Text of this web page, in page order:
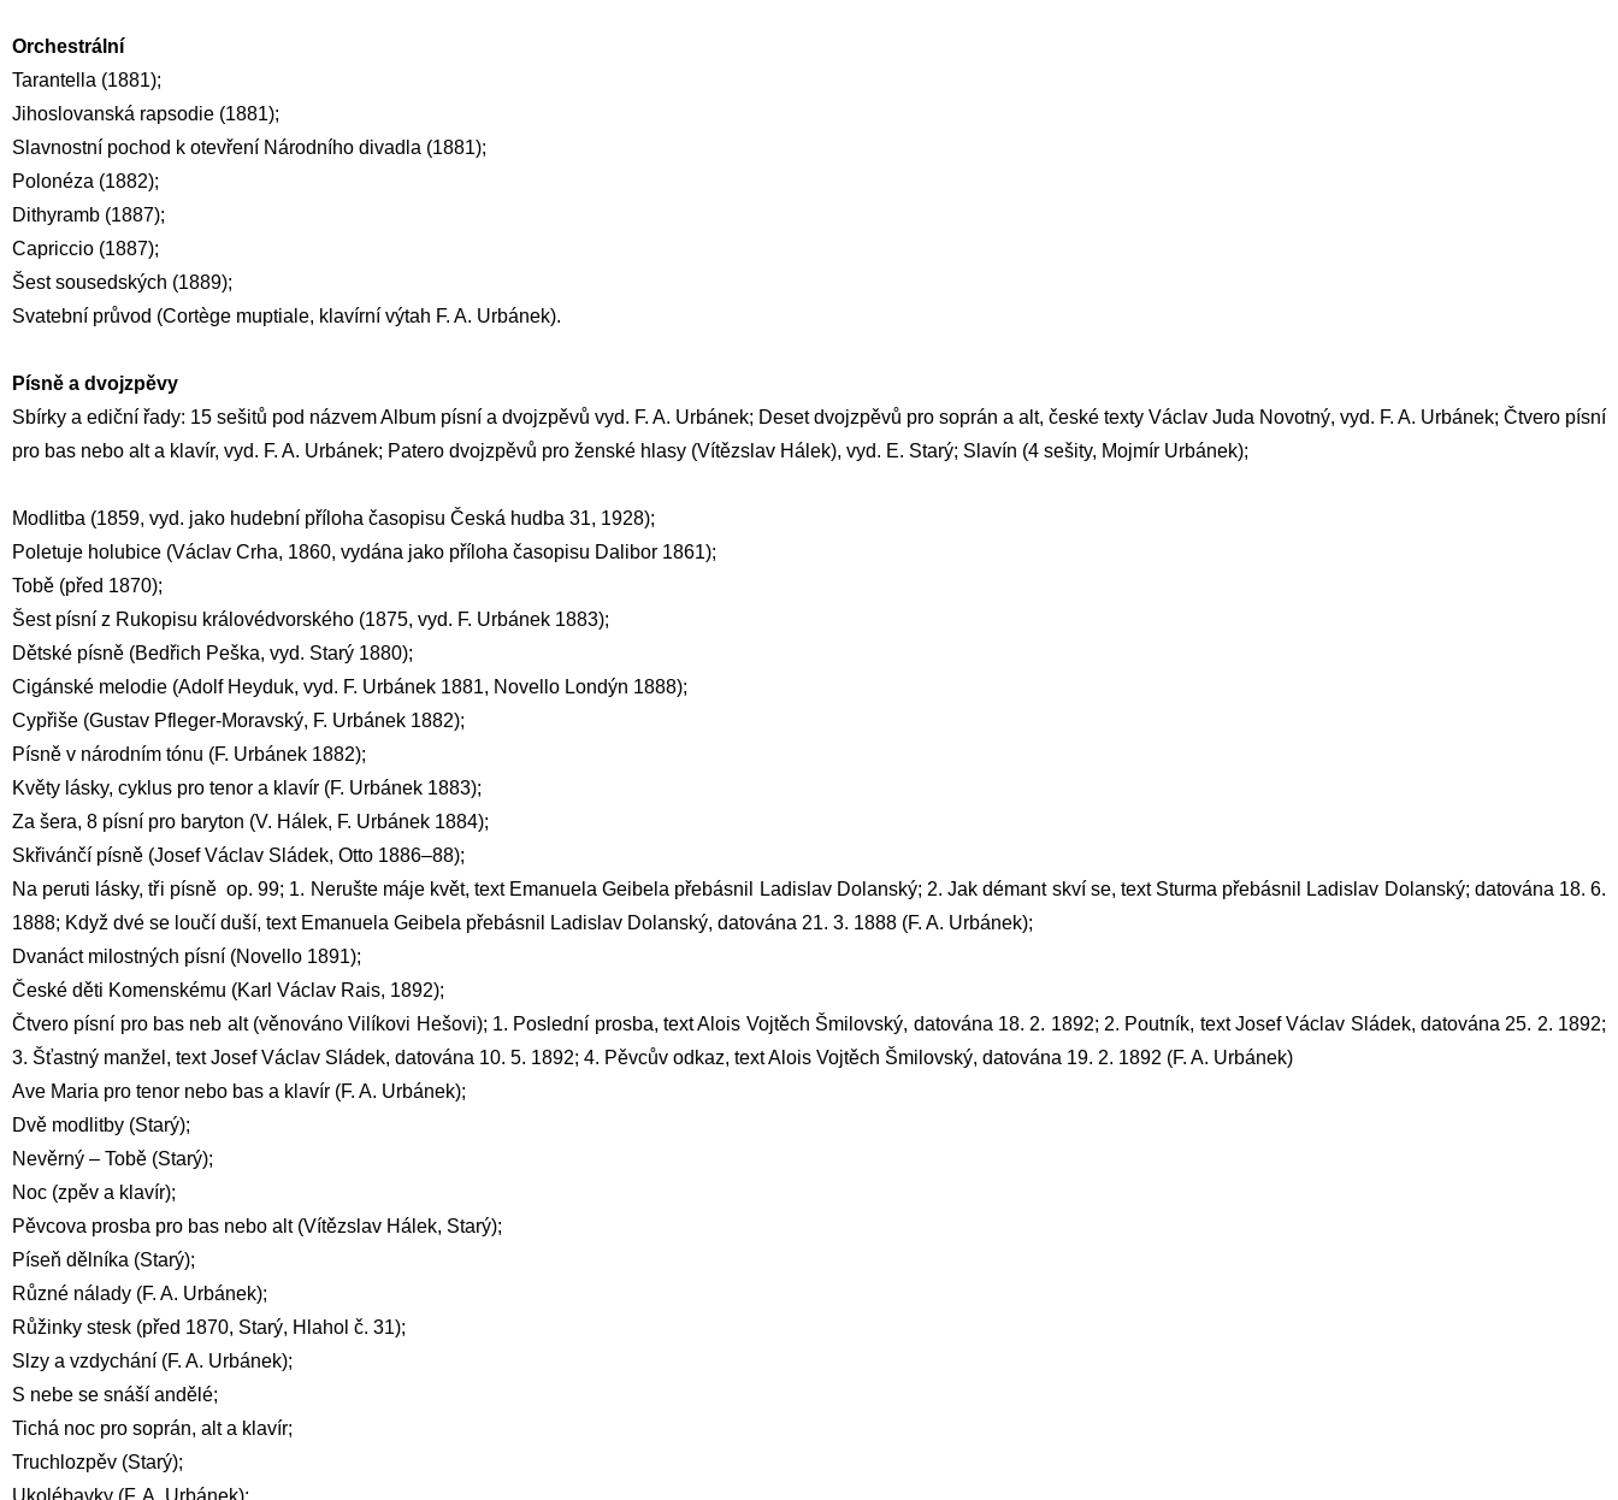
Orchestrální
Tarantella (1881);
Jihoslovanská rapsodie (1881);
Slavnostní pochod k otevření Národního divadla (1881);
Polonéza (1882);
Dithyramb (1887);
Capriccio (1887);
Šest sousedských (1889);
Svatební průvod (Cortège muptiale, klavírní výtah F. A. Urbánek).
Písně a dvojzpěvy
Sbírky a ediční řady: 15 sešitů pod názvem Album písní a dvojzpěvů vyd. F. A. Urbánek; Deset dvojzpěvů pro soprán a alt, české texty Václav Juda Novotný, vyd. F. A. Urbánek; Čtvero písní
pro bas nebo alt a klavír, vyd. F. A. Urbánek; Patero dvojzpěvů pro ženské hlasy (Vítězslav Hálek), vyd. E. Starý; Slavín (4 sešity, Mojmír Urbánek);
Modlitba (1859, vyd. jako hudební příloha časopisu Česká hudba 31, 1928);
Poletuje holubice (Václav Crha, 1860, vydána jako příloha časopisu Dalibor 1861);
Tobě (před 1870);
Šest písní z Rukopisu královédvorského (1875, vyd. F. Urbánek 1883);
Dětské písně (Bedřich Peška, vyd. Starý 1880);
Cigánské melodie (Adolf Heyduk, vyd. F. Urbánek 1881, Novello Londýn 1888);
Cypřiše (Gustav Pfleger-Moravský, F. Urbánek 1882);
Písně v národním tónu (F. Urbánek 1882);
Květy lásky, cyklus pro tenor a klavír (F. Urbánek 1883);
Za šera, 8 písní pro baryton (V. Hálek, F. Urbánek 1884);
Skřivánčí písně (Josef Václav Sládek, Otto 1886–88);
Na peruti lásky, tři písně op. 99; 1. Nerušte máje květ, text Emanuela Geibela přebásnil Ladislav Dolanský; 2. Jak démant skví se, text Sturma přebásnil Ladislav Dolanský; datována 18. 6.
1888; Když dvé se loučí duší, text Emanuela Geibela přebásnil Ladislav Dolanský, datována 21. 3. 1888 (F. A. Urbánek);
Dvanáct milostných písní (Novello 1891);
České děti Komenskému (Karl Václav Rais, 1892);
Čtvero písní pro bas neb alt (věnováno Vilíkovi Hešovi); 1. Poslední prosba, text Alois Vojtěch Šmilovský, datována 18. 2. 1892; 2. Poutník, text Josef Václav Sládek, datována 25. 2. 1892;
3. Šťastný manžel, text Josef Václav Sládek, datována 10. 5. 1892; 4. Pěvcův odkaz, text Alois Vojtěch Šmilovský, datována 19. 2. 1892 (F. A. Urbánek)
Ave Maria pro tenor nebo bas a klavír (F. A. Urbánek);
Dvě modlitby (Starý);
Nevěrný – Tobě (Starý);
Noc (zpěv a klavír);
Pěvcova prosba pro bas nebo alt (Vítězslav Hálek, Starý);
Píseň dělníka (Starý);
Různé nálady (F. A. Urbánek);
Růžinky stesk (před 1870, Starý, Hlahol č. 31);
Slzy a vzdychání (F. A. Urbánek);
S nebe se snáší andělé;
Tichá noc pro soprán, alt a klavír;
Truchlozpěv (Starý);
Ukolébavky (F. A. Urbánek);